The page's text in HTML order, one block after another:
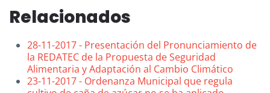
Relacionados
28-11-2017 - Presentación del Pronunciamiento de
la REDATEC de la Propuesta de Seguridad
Alimentaria y Adaptación al Cambio Climático
23-11-2017 - Ordenanza Municipal que regula